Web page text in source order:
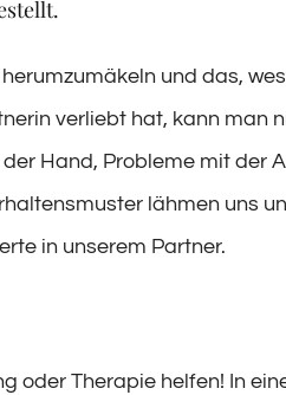
und das,
verliebt hat, kann man
Hand, Probleme mit der
lähmen uns
in unserem Partner.
oder Therapie helfen! In